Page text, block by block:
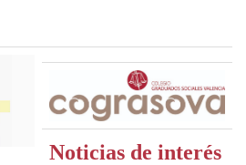
Noticias de interés